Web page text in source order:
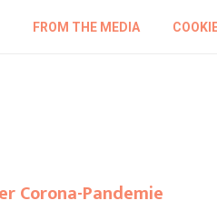
FROM THE MEDIA
Corona-Pandemie